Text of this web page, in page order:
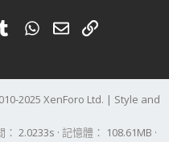
TumblrWhatsApp
電子郵件
連結
2025 XenForo Ltd. | Style and
2.0233s 記憶體 108.61MB